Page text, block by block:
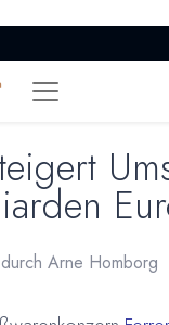
durch Arne Homborg